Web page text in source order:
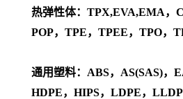
热弹性体：TPX,EVA,EMA，
POP，TPE，TPEE，TPO，
通用塑料：ABS，AS(SAS)，
HDPE，HIPS，LDPE，